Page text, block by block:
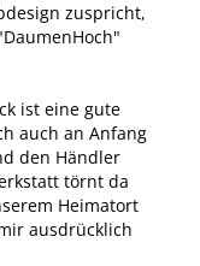
zuspricht,
ist eine gute
auch an Anfang
den Händler
törnt da
Heimatort
ausdrücklich